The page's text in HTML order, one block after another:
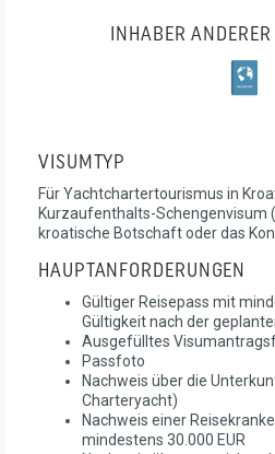
INHABER ANDERER
VISUMTYP
Für Yachtchartertourismus in
Kurzaufenthalts-Schengenvisum
kroatische Botschaft oder das
HAUPTANFORDERUNGEN
Gültiger Reisepass mit
Gültigkeit nach der
Ausgefülltes
Passfoto
Nachweis über die
Charteryacht)
Nachweis einer
mindestens 30.000 EUR